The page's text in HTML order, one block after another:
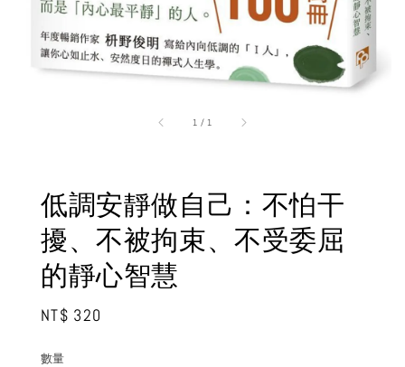
1 / 1
低調安靜做自己：不怕干
擾、不被拘束、不受委屈
的靜心智慧
Regular
NT$ 320
數量